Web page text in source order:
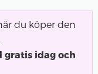
du köper den
gratis idag och